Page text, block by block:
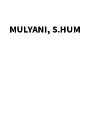
MULYANI, S.HUM